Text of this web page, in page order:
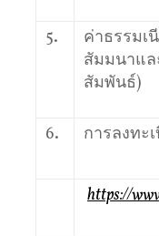
5.
ค่าธรรมเ
สัมมนาแล
สัมพันธ์)
6. การลงทะ
https://